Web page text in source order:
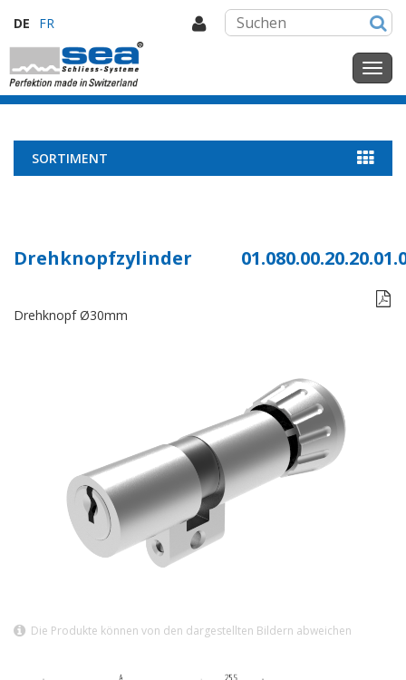
DE FR
SORTIMENT
Drehknopfzylinder

Drehknopf Ø30mm
Die Produkte können von den dargestellten Bildern abweichen